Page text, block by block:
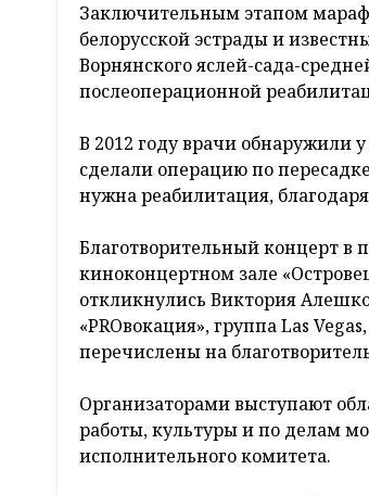
Заключительным этапом
белорусской эстрады и
Ворнянского яслей-сада-
послеоперационной
В 2012 году врачи обнаружили
сделали операцию по
нужна реабилитация,
Благотворительный концерт в
киноконцертном зале
откликнулись Виктория
«PROвокация», группа Las
перечислены на
Организаторами выступают
работы, культуры и по делам
исполнительного комитета.